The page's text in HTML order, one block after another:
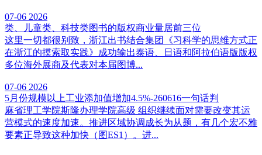
07-06 2026
类、儿童类、科技类图书的版权商业量居前三位
这里一切都很别致，浙江出书结合集团《习科学的思维方式正
在浙江的摸索取实践》成功输出泰语、日语和阿拉伯语版版权
多位海外展商及代表对本届图博...
07-06 2026
5月份规模以上工业添加值增加4.5%-260616一句话判
麻省理工学院斯隆办理学院高级 组织继续面对需要改变其运
营模式的速度加速。推进区域协调成长为从题，有几个宏不雅
要素正导致这种加快（图ES1）。进...